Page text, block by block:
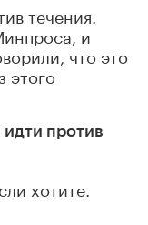
течения.
и
что это
этого
идти против
хотите.